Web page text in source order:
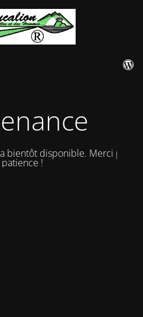
bientôt disponible. Merci pour
!